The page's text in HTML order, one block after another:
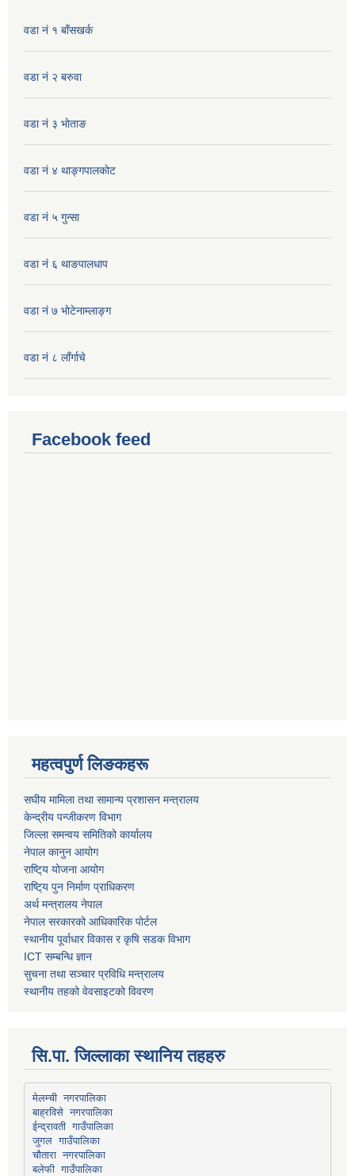
वडा नं १ बाँसखर्क
वडा नं २ बरुवा
वडा नं ३ भाेताङ
वडा नं ४ थाङ्गपालकाेट
वडा नं ५ गुन्सा
वडा नं ६ थाङपालधाप
वडा नं ७ भाेटेनाम्लाङ्ग
वडा नं ८ लाँर्गाचे
Facebook feed
महत्वपुर्ण लिङकहरू
स‌घीय मामिला तथा सामान्य प्रशासन मन्त्रालय
केन्द्रीय पन्जीकरण विभाग
जिल्ला समन्वय समितिको कार्यालय
नेपाल कानुन आयोग
राष्टि्य योजना आयोग
राष्टि्य पुन निर्माण प्राधिकरण
अर्थ मन्त्रालय नेपाल
नेपाल सरकारको आधिकारिक पोर्टल
स्थानीय पूर्वाधार विकास र कृषि सडक विभाग
ICT सम्बन्धि ज्ञान
सुचना तथा सञ्चार प्रविधि मन्त्रालय
स्थानीय तहको वेवसाइटको विवरण
सि.पा. जिल्लाका स्थानिय तहहरु
मेलम्ची नगरपालिका
बाह्रविसे नगरपालिका
ईन्द्रावती गाउँपालिका
जुगल गाउँपालिका
चौतारा नगरपालिका
बलेफी गाउँपालिका